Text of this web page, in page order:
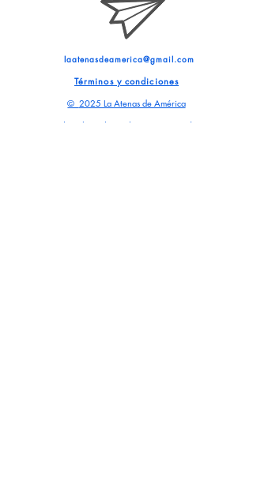
laatenasdeamerica@gmail.com
Términos y condiciones
© 2025 La Atenas de América
Todos los derechos reservados